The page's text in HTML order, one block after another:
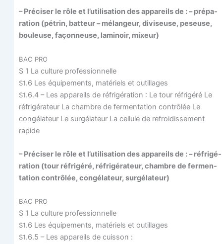
– Pré­ci­ser le rôle et l’utilisation des appa­reils de : – pré­pa­
ra­tion (pétrin, bat­teur – mélan­geur, divi­seuse, peseuse,
bou­leuse, façon­neuse, lami­noir, mixeur)
BAC PRO
S 1 La culture professionnelle
S1.6 Les équi­pe­ments, maté­riels et outillages
S1.6.4 – Les appa­reils de réfri­gé­ra­tion : Le tour réfri­gé­ré Le
réfri­gé­ra­teur La chambre de fer­men­ta­tion contrô­lée Le
congé­la­teur Le sur­gé­la­teur La cel­lule de refroi­dis­se­ment
rapide
– Pré­ci­ser le rôle et l’utilisation des appa­reils de : – réfri­gé­
ra­tion (tour réfri­gé­ré, réfri­gé­ra­teur, chambre de fer­men­
ta­tion contrô­lée, congé­la­teur, surgélateur)
BAC PRO
S 1 La culture professionnelle
S1.6 Les équi­pe­ments, maté­riels et outillages
S1.6.5 – Les appa­reils de cuisson :